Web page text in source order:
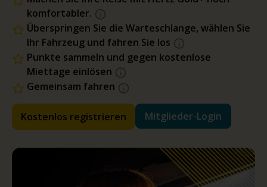
komfortabler.
Überspringen Sie die Warteschlange, wählen Sie
Ihr Fahrzeug und fahren Sie los
Punkte sammeln und gegen kostenlose
Miettage einlösen
Gemeinsam fahren
Kostenlos registrieren Mitglieder-Login